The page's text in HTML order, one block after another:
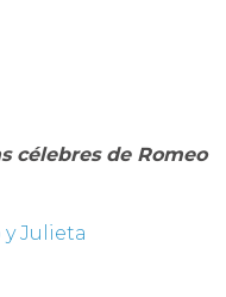
célebres de Romeo
y Julieta